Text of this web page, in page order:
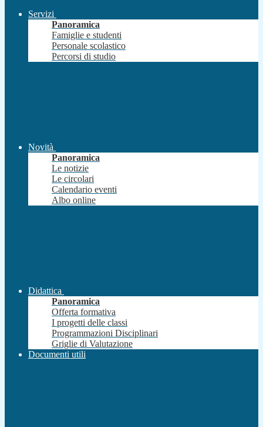
Servizi
Panoramica
Famiglie e studenti
Personale scolastico
Percorsi di studio
Novità
Panoramica
Le notizie
Le circolari
Calendario eventi
Albo online
Didattica
Panoramica
Offerta formativa
I progetti delle classi
Programmazioni Disciplinari
Griglie di Valutazione
Documenti utili